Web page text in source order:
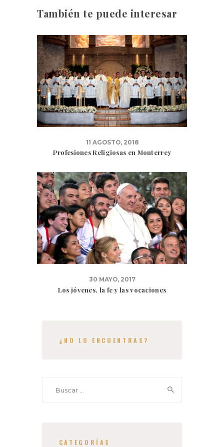
También te puede interesar
11 AGOSTO, 2018
Profesiones Religiosas en Monterrey
30 MAYO, 2017
Los jóvenes, la fe y las vocaciones
¿NO LO ENCUENTRAS?
CATEGORÍAS